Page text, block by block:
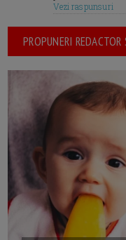
Vezi raspunsuri
PROPUNERI REDACTOR